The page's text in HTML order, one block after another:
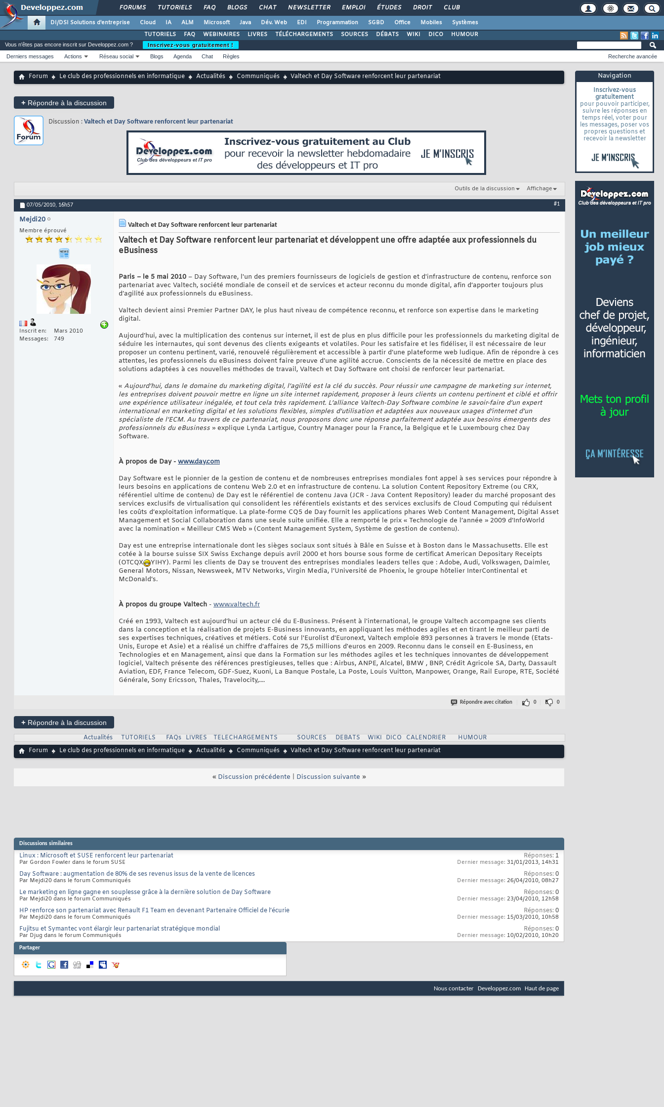
FORUMS TUTORIELS FAQ BLOGS CHAT NEWSLETTER EMPLOI ÉTUDES DROIT CLUB
DI/DSI Solutions d'entreprise Cloud IA ALM Microsoft Java Dév. Web EDI Programmation SGBD Office Mobiles
Systèmes
TUTORIELS
FAQ WEBINAIRES LIVRES TÉLÉCHARGEMENTS SOURCES DÉBATS WIKI DICO HUMOUR
Navigation
Inscrivez-vous
gratuitement
pour pouvoir participer,
suivre les réponses en
temps réel, voter pour
les messages, poser vos
propres questions et
recevoir la newsletter
Vous n'êtes pas encore inscrit sur Developpez.com ?
Inscrivez-vous gratuitement !
Derniers messages
Actions Réseau social Blogs Agenda Chat Règles Recherche avancée
Forum Le club des professionnels en informatique Actualités Communiqués Valtech et Day Software renforcent leur partenariat
+ Répondre à la discussion
Discussion : Valtech et Day Software renforcent leur partenariat
Outils de la discussion Affichage
07/05/2010, 16h57 #1
Mejdi20
Membre éprouvé
Inscrit en
Mars 2010
Messages
749
Valtech et Day Software renforcent leur partenariat
Valtech et Day Software renforcent leur partenariat et développent une offre adaptée aux professionnels du
eBusiness
Paris – le 5 mai 2010 – Day Software, l'un des premiers fournisseurs de logiciels de gestion et d'infrastructure de contenu, renforce son
partenariat avec Valtech, société mondiale de conseil et de services et acteur reconnu du monde digital, afin d’apporter toujours plus
d’agilité aux professionnels du eBusiness.
Valtech devient ainsi Premier Partner DAY, le plus haut niveau de compétence reconnu, et renforce son expertise dans le marketing
digital.
Aujourd’hui, avec la multiplication des contenus sur internet, il est de plus en plus difficile pour les professionnels du marketing digital de
séduire les internautes, qui sont devenus des clients exigeants et volatiles. Pour les satisfaire et les fidéliser, il est nécessaire de leur
proposer un contenu pertinent, varié, renouvelé régulièrement et accessible à partir d’une plateforme web ludique. Afin de répondre à ces
attentes, les professionnels du eBusiness doivent faire preuve d’une agilité accrue. Conscients de la nécessité de mettre en place des
solutions adaptées à ces nouvelles méthodes de travail, Valtech et Day Software ont choisi de renforcer leur partenariat.
« Aujourd’hui, dans le domaine du marketing digital, l’agilité est la clé du succès. Pour réussir une campagne de marketing sur internet,
les entreprises doivent pouvoir mettre en ligne un site internet rapidement, proposer à leurs clients un contenu pertinent et ciblé et offrir
une expérience utilisateur inégalée, et tout cela très rapidement. L’alliance Valtech-Day Software combine le savoir-faire d’un expert
international en marketing digital et les solutions flexibles, simples d’utilisation et adaptées aux nouveaux usages d’internet d’un
spécialiste de l’ECM. Au travers de ce partenariat, nous proposons donc une réponse parfaitement adaptée aux besoins émergents des
professionnels du eBusiness » explique Lynda Lartigue, Country Manager pour la France, la Belgique et le Luxembourg chez Day
Software.
À propos de Day - www.day.com
Day Software est le pionnier de la gestion de contenu et de nombreuses entreprises mondiales font appel à ses services pour répondre à
leurs besoins en applications de contenu Web 2.0 et en infrastructure de contenu. La solution Content Repository Extreme (ou CRX,
référentiel ultime de contenu) de Day est le référentiel de contenu Java (JCR - Java Content Repository) leader du marché proposant des
services exclusifs de virtualisation qui consolident les référentiels existants et des services exclusifs de Cloud Computing qui réduisent
les coûts d’exploitation informatique. La plate-forme CQ5 de Day fournit les applications phares Web Content Management, Digital Asset
Management et Social Collaboration dans une seule suite unifiée. Elle a remporté le prix « Technologie de l’année » 2009 d’InfoWorld
avec la nomination « Meilleur CMS Web » (Content Management System, Système de gestion de contenu).
Day est une entreprise internationale dont les sièges sociaux sont situés à Bâle en Suisse et à Boston dans le Massachusetts. Elle est
cotée à la bourse suisse SIX Swiss Exchange depuis avril 2000 et hors bourse sous forme de certificat American Depositary Receipts
(OTCQX
YIHY). Parmi les clients de Day se trouvent des entreprises mondiales leaders telles que : Adobe, Audi, Volkswagen, Daimler,
General Motors, Nissan, Newsweek, MTV Networks, Virgin Media, l’Université de Phoenix, le groupe hôtelier InterContinental et
McDonald’s.
À propos du groupe Valtech - www.valtech.fr
Créé en 1993, Valtech est aujourd’hui un acteur clé du E-Business. Présent à l'international, le groupe Valtech accompagne ses clients
dans la conception et la réalisation de projets E-Business innovants, en appliquant les méthodes agiles et en tirant le meilleur parti de
ses expertises techniques, créatives et métiers. Coté sur l'Eurolist d'Euronext, Valtech emploie 893 personnes à travers le monde (Etats-
Unis, Europe et Asie) et a réalisé un chiffre d'affaires de 75,5 millions d'euros en 2009. Reconnu dans le conseil en E-Business, en
Technologies et en Management, ainsi que dans la Formation sur les méthodes agiles et les techniques innovantes de développement
logiciel, Valtech présente des références prestigieuses, telles que : Airbus, ANPE, Alcatel, BMW , BNP, Crédit Agricole SA, Darty, Dassault
Aviation, EDF, France Telecom, GDF-Suez, Kuoni, La Banque Postale, La Poste, Louis Vuitton, Manpower, Orange, Rail Europe, RTE, Société
Générale, Sony Ericsson, Thales, Travelocity,....
Répondre avec citation 0 0
+ Répondre à la discussion
Actualités
TUTORIELS FAQs LIVRES TELECHARGEMENTS SOURCES DEBATS WIKI DICO CALENDRIER
HUMOUR
Forum
Le club des professionnels en informatique Actualités Communiqués Valtech et Day Software renforcent leur partenariat
« Discussion précédente Discussion suivante »
Discussions similaires
Linux : Microsoft et SUSE renforcent leur partenariat
Par Gordon Fowler dans le forum SUSE
Réponses: 1
Dernier message: 31/01/2013, 14h31
Day Software : augmentation de 80% de ses revenus issus de la vente de licences
Par Mejdi20 dans le forum Communiqués
Réponses:0
Dernier message: 26/04/2010, 08h27
Le marketing en ligne gagne en souplesse grâce à la dernière solution de Day Software
Par Mejdi20 dans le forum Communiqués
Réponses:0
Dernier message: 23/04/2010, 12h58
HP renforce son partenariat avec Renault F1 Team en devenant Partenaire Officiel de l’écurie
Par Mejdi20 dans le forum Communiqués
Réponses:0
Dernier message: 15/03/2010, 10h58
Fujitsu et Symantec vont élargir leur partenariat stratégique mondial
Par Djug dans le forum Communiqués
Réponses:0
Dernier message: 10/02/2010, 10h20
Partager
Nous contacter Developpez.com Haut de page